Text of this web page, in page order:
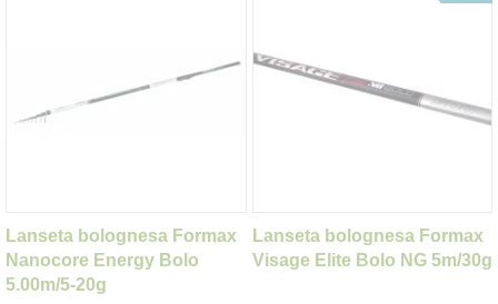
Lanseta bolognesa Formax
Nanocore Energy Bolo
5.00m/5-20g
Lanseta bolognesa Formax
Visage Elite Bolo NG 5m/30g